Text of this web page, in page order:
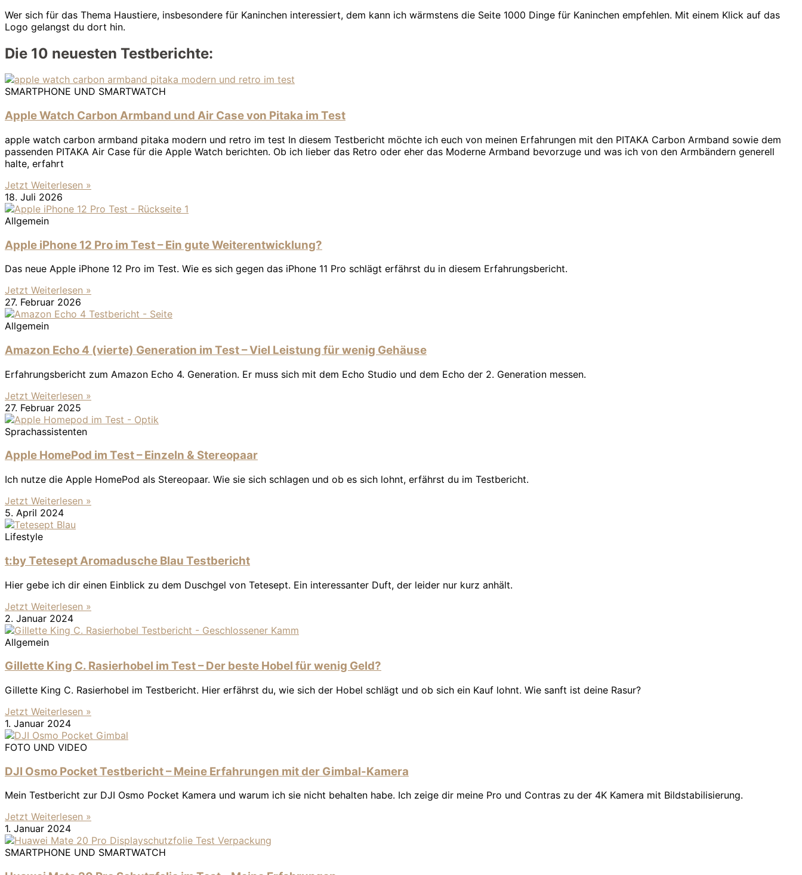
Wer sich für das Thema Haustiere, insbesondere für Kaninchen interessiert, dem kann ich wärmstens die Seite 1000 Dinge für Kaninchen empfehlen. Mit einem Klick auf das
Logo gelangst du dort hin.
Die 10 neuesten Testberichte:
SMARTPHONE UND SMARTWATCH
Apple Watch Carbon Armband und Air Case von Pitaka im Test
apple watch carbon armband pitaka modern und retro im test In diesem Testbericht möchte ich euch von meinen Erfahrungen mit den PITAKA Carbon Armband sowie dem
passenden PITAKA Air Case für die Apple Watch berichten. Ob ich lieber das Retro oder eher das Moderne Armband bevorzuge und was ich von den Armbändern generell
halte, erfahrt
Jetzt Weiterlesen »
18. Juli 2026
Allgemein
Apple iPhone 12 Pro im Test – Ein gute Weiterentwicklung?
Das neue Apple iPhone 12 Pro im Test. Wie es sich gegen das iPhone 11 Pro schlägt erfährst du in diesem Erfahrungsbericht.
Jetzt Weiterlesen »
27. Februar 2026
Allgemein
Amazon Echo 4 (vierte) Generation im Test – Viel Leistung für wenig Gehäuse
Erfahrungsbericht zum Amazon Echo 4. Generation. Er muss sich mit dem Echo Studio und dem Echo der 2. Generation messen.
Jetzt Weiterlesen »
27. Februar 2025
Sprachassistenten
Apple HomePod im Test – Einzeln & Stereopaar
Ich nutze die Apple HomePod als Stereopaar. Wie sie sich schlagen und ob es sich lohnt, erfährst du im Testbericht.
Jetzt Weiterlesen »
5. April 2024
Lifestyle
t:by Tetesept Aromadusche Blau Testbericht
Hier gebe ich dir einen Einblick zu dem Duschgel von Tetesept. Ein interessanter Duft, der leider nur kurz anhält.
Jetzt Weiterlesen »
2. Januar 2024
Allgemein
Gillette King C. Rasierhobel im Test – Der beste Hobel für wenig Geld?
Gillette King C. Rasierhobel im Testbericht. Hier erfährst du, wie sich der Hobel schlägt und ob sich ein Kauf lohnt. Wie sanft ist deine Rasur?
Jetzt Weiterlesen »
1. Januar 2024
FOTO UND VIDEO
DJI Osmo Pocket Testbericht – Meine Erfahrungen mit der Gimbal-Kamera
Mein Testbericht zur DJI Osmo Pocket Kamera und warum ich sie nicht behalten habe. Ich zeige dir meine Pro und Contras zu der 4K Kamera mit Bildstabilisierung.
Jetzt Weiterlesen »
1. Januar 2024
SMARTPHONE UND SMARTWATCH